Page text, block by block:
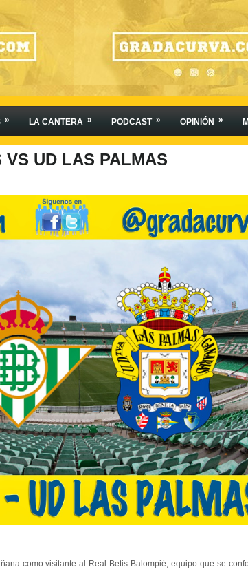
» LA CANTERA » PODCAST » OPINIÓN »
UD LAS PALMAS
como visitante al Real Betis Balompié, equipo que se